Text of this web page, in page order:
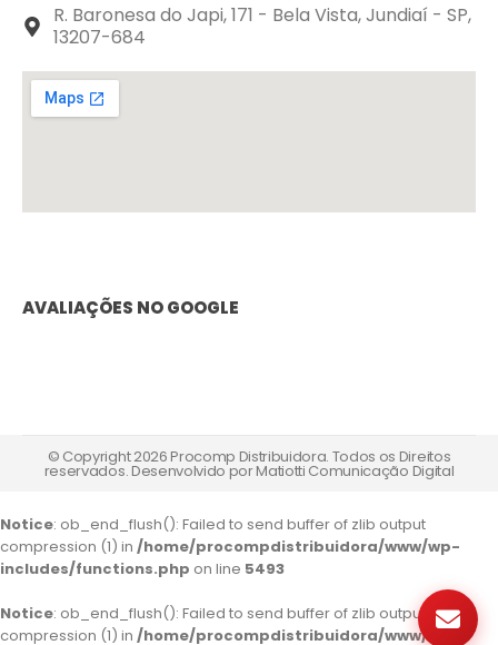
R. Baronesa do Japi, 171 - Bela Vista, Jundiaí - SP,
13207-684
AVALIAÇÕES NO GOOGLE
© Copyright 2026 Procomp Distribuidora. Todos os Direitos
reservados. Desenvolvido porMatiotti Comunicação Digital
Notice: ob_end_flush(): Failed to send buffer of zlib output
compression (1) in /home/procompdistribuidora/www/wp-
includes/functions.php on line 5493
Notice: ob_end_flush(): Failed to send buffer of zlib output
compression (1) in /home/procompdistribuidora/www/wp-